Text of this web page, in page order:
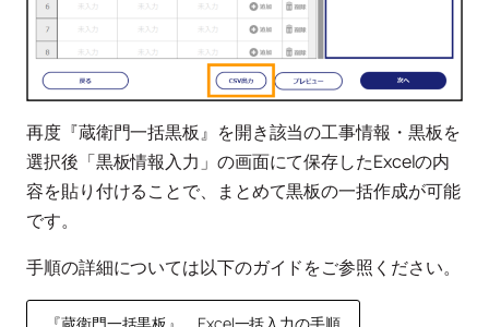
再度『蔵衛門一括黒板』を開き該当の工事情報・黒板を
選択後「黒板情報入力」の画面にて保存したExcelの内
容を貼り付けることで、まとめて黒板の一括作成が可能
です。
手順の詳細については以下のガイドをご参照ください。